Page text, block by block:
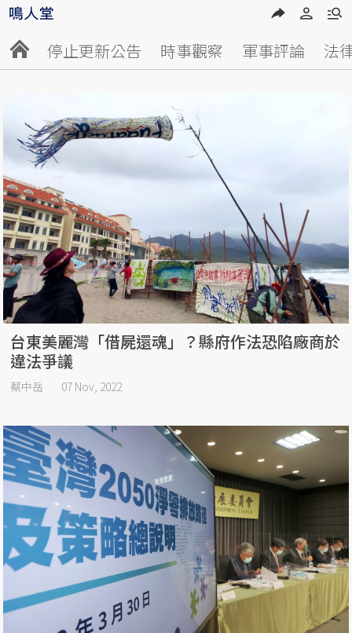
停止更新公告 時事觀察 軍事評論 法
台東美麗灣「借屍還魂」？縣府作法恐陷廠商於
違法爭議
蔡中岳 07 Nov, 2022